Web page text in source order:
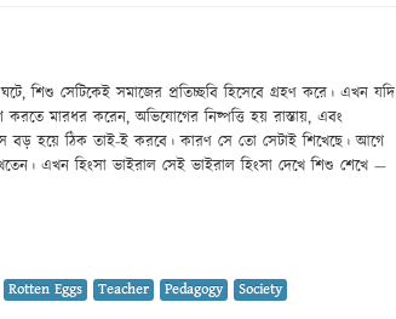
শিশু সেটিকেই সমাজের প্রতিচ্ছবি হিসেবে গ্রহণ করে। এখন যদি
মারধর করেন, অভিযোগের নিষ্পত্তি হয় রাস্তায়, এবং
বড় হয়ে ঠিক তাই-ই করবে। কারণ সে তো সেটাই শিখেছে। আগে
এখন হিংসা ভাইরাল সেই ভাইরাল হিংসা দেখে শিশু শেখে —
Rotten Eggs Teacher Pedagogy Society